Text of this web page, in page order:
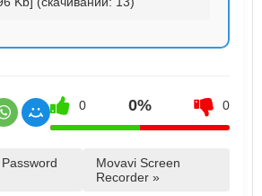
0 0% 0
Movavi Screen
Recorder »